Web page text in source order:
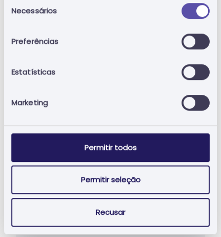
deNecessários
Preferências
Estatísticas
Marketing
Permitir todos
Permitir seleção
Recusar
Acesso às peças
Prazo e Local de Execução
Relatório de Alterações
Acesso à plataforma
Acesso ao anúncio
Informação alterada
Acesso às
Acesso à
Prazo e Local
Preço
Relatório de
Acesso ao